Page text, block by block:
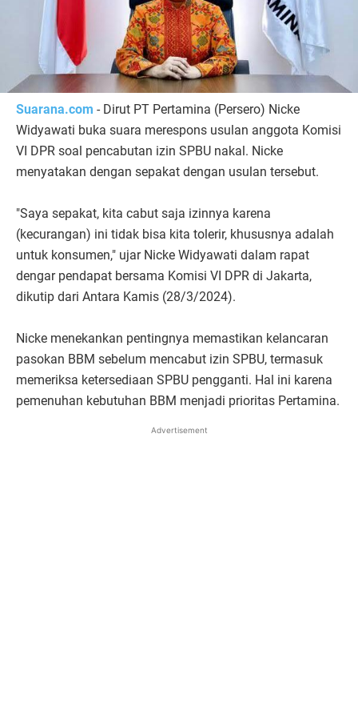
Suarana.com - Dirut PT Pertamina (Persero) Nicke
Widyawati buka suara merespons usulan anggota Komisi
VI DPR soal pencabutan izin SPBU nakal. Nicke
menyatakan dengan sepakat dengan usulan tersebut.
"Saya sepakat, kita cabut saja izinnya karena
(kecurangan) ini tidak bisa kita tolerir, khususnya adalah
untuk konsumen," ujar Nicke Widyawati dalam rapat
dengar pendapat bersama Komisi VI DPR di Jakarta,
dikutip dari Antara Kamis (28/3/2024).
Nicke menekankan pentingnya memastikan kelancaran
pasokan BBM sebelum mencabut izin SPBU, termasuk
memeriksa ketersediaan SPBU pengganti. Hal ini karena
pemenuhan kebutuhan BBM menjadi prioritas Pertamina.
Advertisement